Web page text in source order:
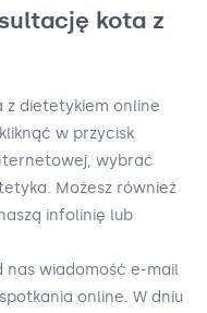
kota z
z dietetykiem online
w przycisk
wybrać
Możesz również
infolinię lub
nas wiadomość e-mail
online. W dniu